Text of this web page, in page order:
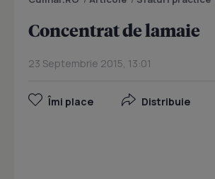
Concentrat de lamaie
23 Septembrie 2015, 13:01
Îmi place Distribuie